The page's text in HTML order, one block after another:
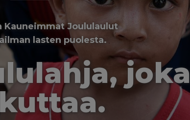
Kauneimmat Joululaulut
lasten puolesta.
joka